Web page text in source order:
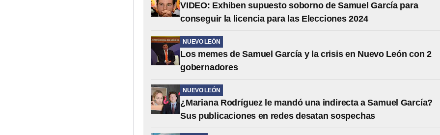
VIDEO: Exhiben supuesto soborno de Samuel García para
conseguir la licencia para las Elecciones 2024
NUEVO LEÓN
Los memes de Samuel García y la crisis en Nuevo León con 2
gobernadores
NUEVO LEÓN
¿Mariana Rodríguez le mandó una indirecta a Samuel García?
Sus publicaciones en redes desatan sospechas